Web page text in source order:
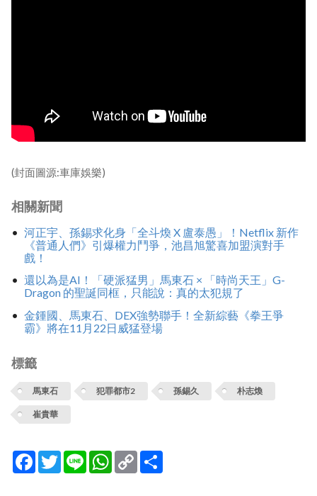
(封面圖源:車庫娛樂)
相關新聞
河正宇、孫錫求化身「全斗煥 X 盧泰愚」！Netflix 新作
《普通人們》引爆權力鬥爭，池昌旭驚喜加盟演對手
戲！
還以為是AI！「硬派猛男」馬東石 × 「時尚天王」G-
Dragon 的聖誕同框，只能說：真的太犯規了
金鍾國、馬東石、DEX強勢聯手！全新綜藝《拳王爭
霸》將在11月22日威猛登場
標籤
馬東石 犯罪都市2 孫錫久 朴志煥
崔貴華
Facebook
TwitterLine WhatsApp
Copy
Link